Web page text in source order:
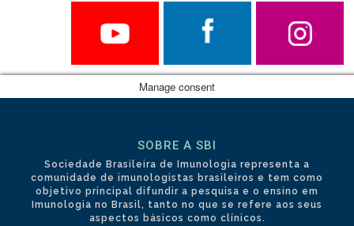
SOBRE A SBI
Sociedade Brasileira de Imunologia representa a
comunidade de imunologistas brasileiros e tem como
objetivo principal difundir a pesquisa e o ensino em
Imunologia no Brasil, tanto no que se refere aos seus
aspectos básicos como clínicos.
Manage consent